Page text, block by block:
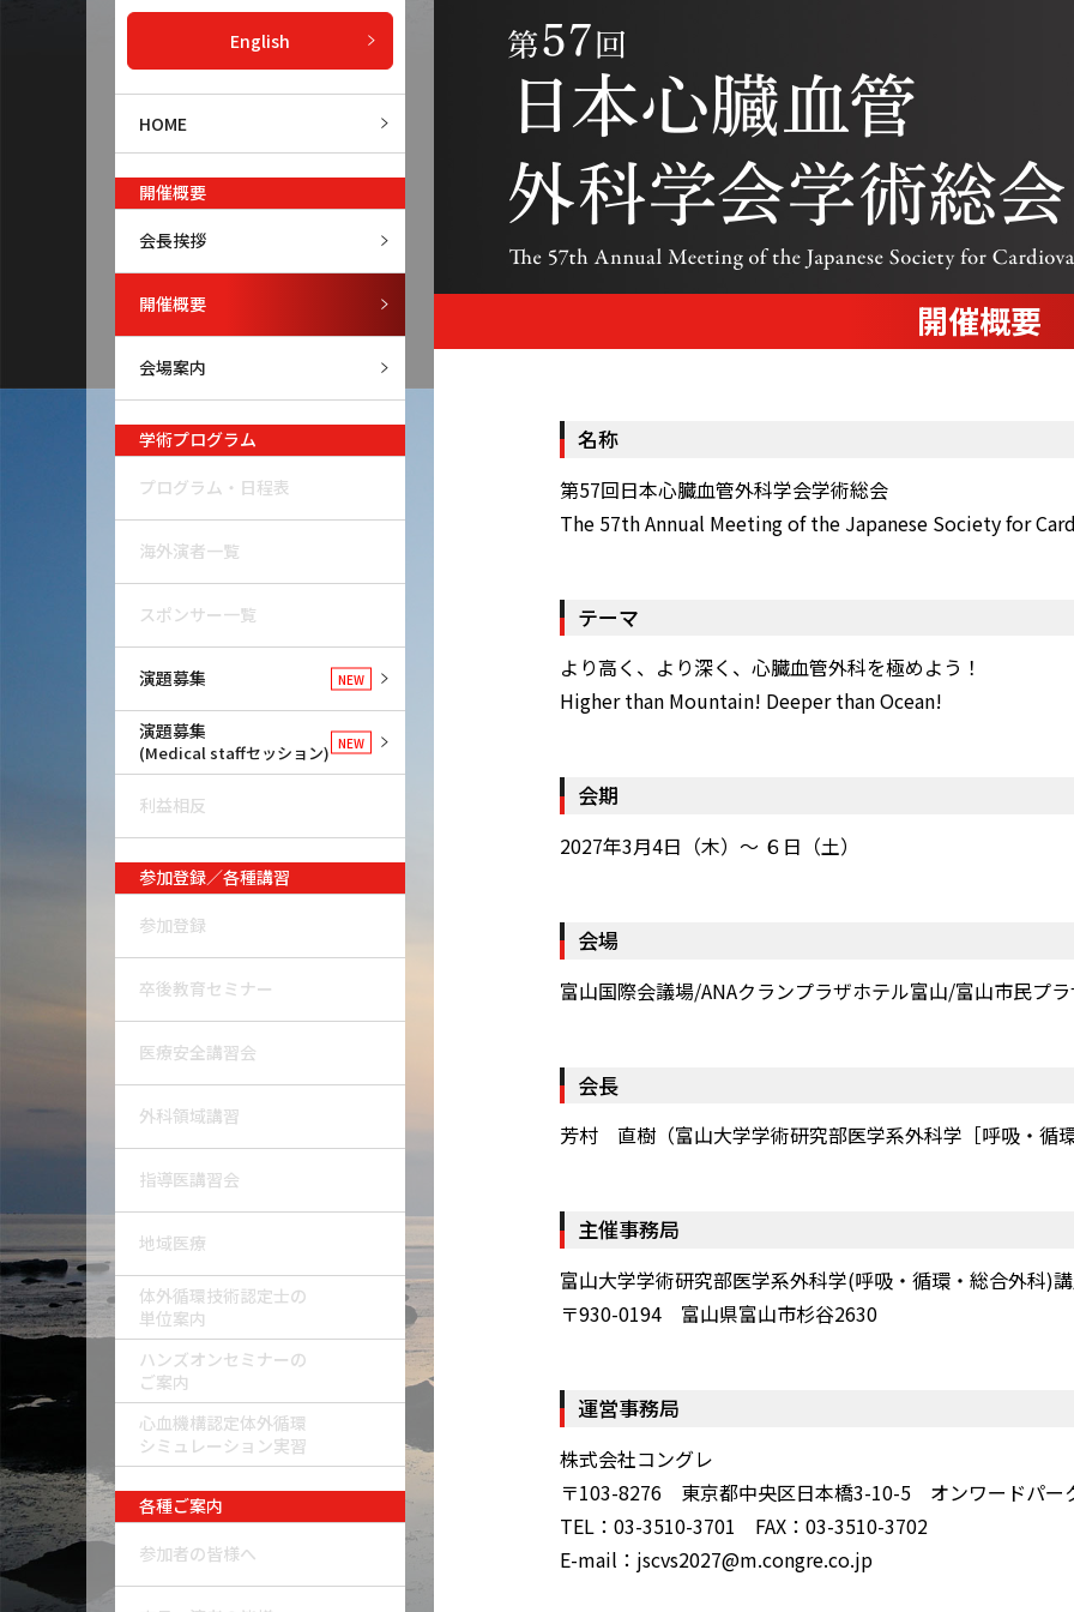
English
HOME
開催概要
会長挨拶
開催概要
会場案内
学術プログラム
プログラム・日程表
海外演者一覧
スポンサー一覧
演題募集 NEW
演題募集
(Medical staffセッション) NEW
利益相反
参加登録／各種講習
参加登録
卒後教育セミナー
医療安全講習会
外科領域講習
指導医講習会
地域医療
体外循環技術認定士の
単位案内
ハンズオンセミナーの
ご案内
心血機構認定体外循環
シミュレーション実習
各種ご案内
参加者の皆様へ
開催概要
名称
第57回日本心臓血管外科学会学術総会
The 57th Annual Meeting of the Japanese Society for
テーマ
より高く、より深く、心臓血管外科を極めよう！
Higher than Mountain! Deeper than Ocean!
会期
2027年3月4日（木）～ ６日（土）
会場
富山国際会議場/ANAクランプラザホテル富山/富山市民プ
会長
芳村 直樹（富山大学学術研究部医学系外科学［呼吸・
主催事務局
富山大学学術研究部医学系外科学(呼吸・循環・総合外科)
〒930-0194 富山県富山市杉谷2630
運営事務局
株式会社コングレ
〒103-8276 東京都中央区日本橋3-10-5 オンワードパー
TEL：03-3510-3701 FAX：03-3510-3702
E-mail：jscvs2027@m.congre.co.jp